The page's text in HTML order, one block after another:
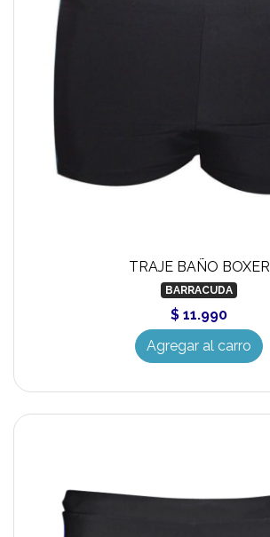
TRAJE BAÑO BOXER
BARRACUDA
$ 11.990
Agregar al carro